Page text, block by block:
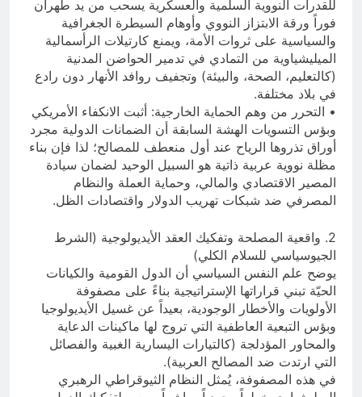
للقدرات النووية السلمية والعسكرية يسحب من يد طهران
فوراً ورقة الابتزاز النووي وأوهام السيطرة الجغرافية
والسياسية على ثروات الأمة، ويمنع كارتيلات الرأسمالية
الميليشياوية من التمادي في تدمير الحواضن المدنية
(كالتعليم، الصحة، والبيئة) وتجفيف روافد الأنهار دون رادع
في بلاد مختلفة.
• التحرر من وهم الحماية الخارجية: أثبت الانكفاء الأمريكي
وبؤس التسويات الهشة السابقة أن الضمانات الدولية مجرد
أوراق تذروها الرياح عند أول منعطف للمصالح؛ لذا فإن بناء
مظلة نووية عربية ذاتية هو السبيل الوحيد لضمان سيادة
المصير الاقتصادي والمالي، وحماية العملة والنظام
المصرفي ضد شبكات تهريب الدولار واقتصادات الظل.
2. واقعية المصلحة وتفكيك العقد الأيديولوجية (الشرط
الجيوسياسي للسلام الكلي)
يوضح علم النفس السياسي أن الدول القومية والكيانات
الحيّة تبني قراراتها الإستراتيجية بناءً على مصفوفة
الأولويات والأخطار الوجودية، بعيداً عن غسيل الأيديولوجيا
وبؤس التبعية العاطفية التي تروج لها ماكينات الدعاية
والمحاور المؤدلجة (كالتيارات اليسارية الغبية والفصائل
التي ارتدت ضد المصالح العربية).
في هذه المصفوفة، يُمثل النظام الثيوقراطي الرهبري